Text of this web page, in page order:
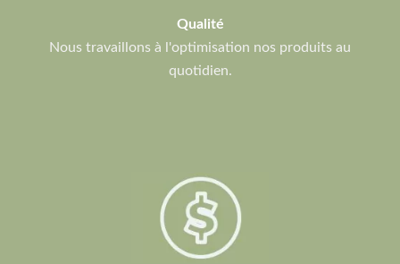
Qualité
Nous travaillons à l'optimisation nos produits au
quotidien.